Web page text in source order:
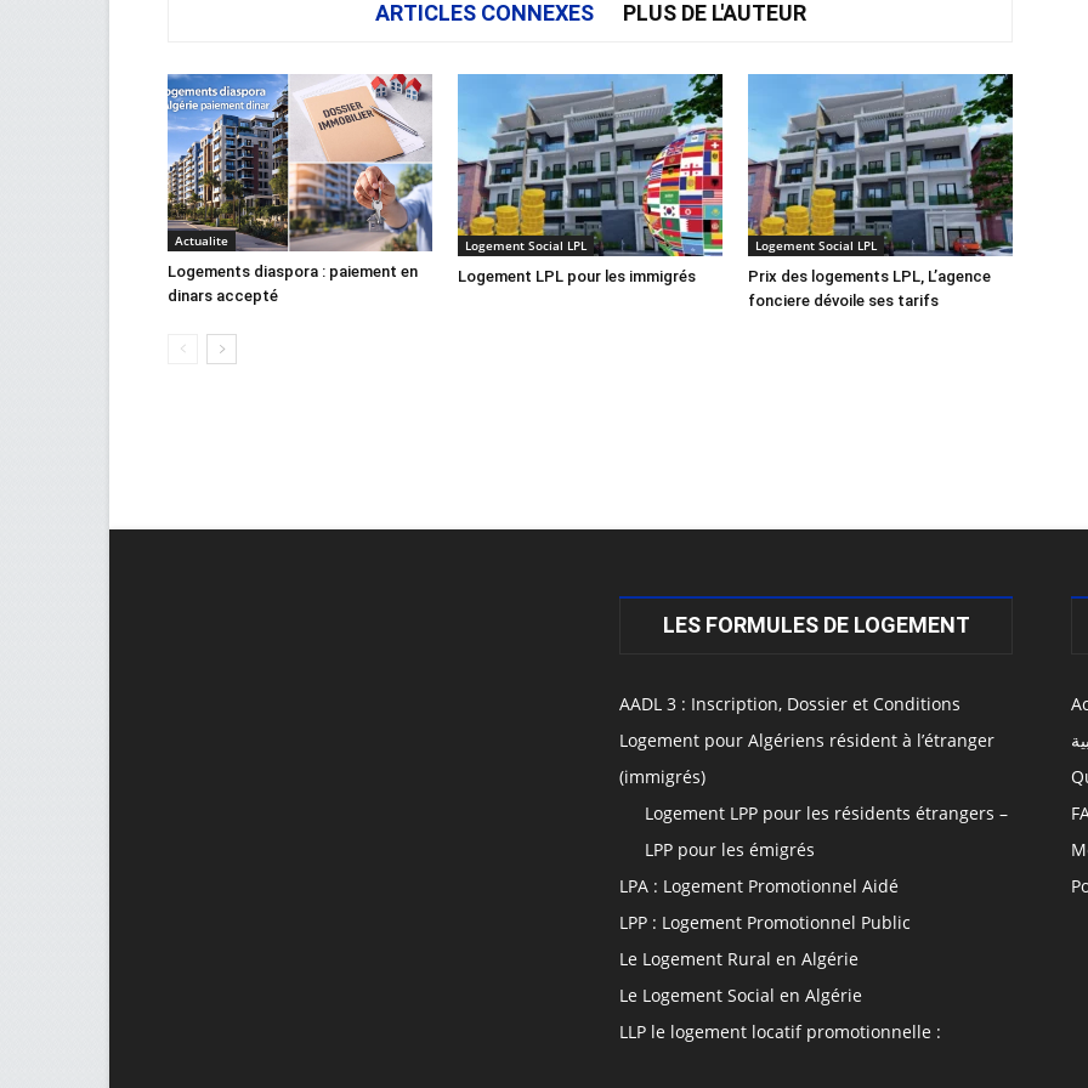
ARTICLES CONNEXES PLUS DE L'AUTEUR
Actualite
Logements diaspora : paiement en
dinars accepté
Logement Social LPL
Logement LPL pour les immigrés
Logement Social LPL
Prix des logements LPL, L’agence
fonciere dévoile ses tarifs
LES FORMULES DE LOGEMENT
AADL 3 : Inscription, Dossier et Conditions
Logement pour Algériens résident à l’étranger
(immigrés)
Logement LPP pour les résidents étrangers –
LPP pour les émigrés
LPA : Logement Promotionnel Aidé
LPP : Logement Promotionnel Public
Le Logement Rural en Algérie
Le Logement Social en Algérie
LLP le logement locatif promotionnelle :